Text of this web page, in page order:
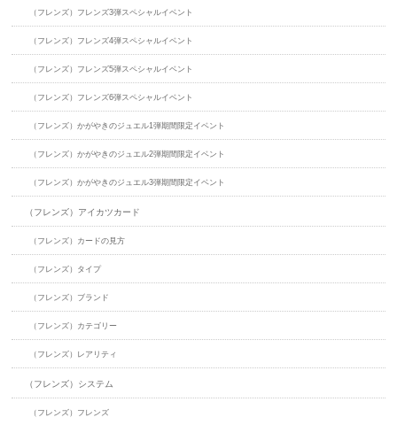
（フレンズ）フレンズ3弾スペシャルイベント
（フレンズ）フレンズ4弾スペシャルイベント
（フレンズ）フレンズ5弾スペシャルイベント
（フレンズ）フレンズ6弾スペシャルイベント
（フレンズ）かがやきのジュエル1弾期間限定イベント
（フレンズ）かがやきのジュエル2弾期間限定イベント
（フレンズ）かがやきのジュエル3弾期間限定イベント
（フレンズ）アイカツカード
（フレンズ）カードの見方
（フレンズ）タイプ
（フレンズ）ブランド
（フレンズ）カテゴリー
（フレンズ）レアリティ
（フレンズ）システム
（フレンズ）フレンズ